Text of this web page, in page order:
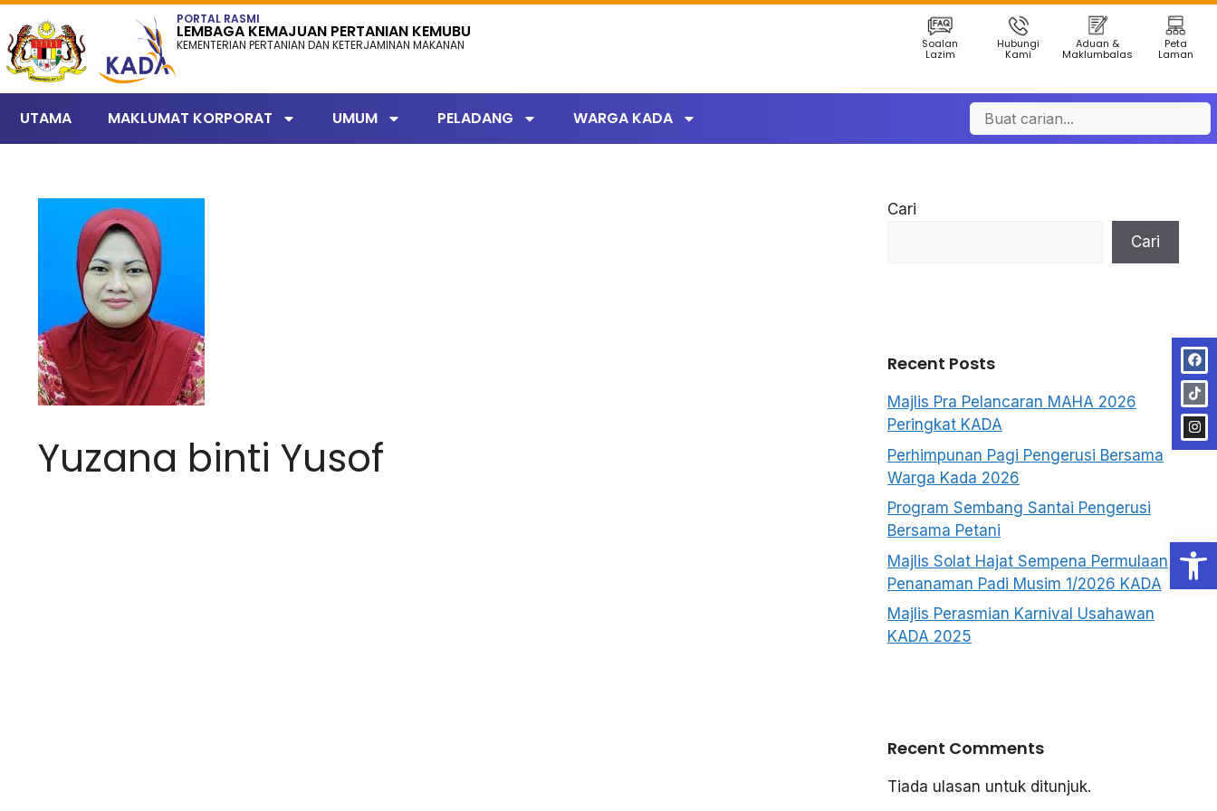
PORTAL RASMI
LEMBAGA KEMAJUAN PERTANIAN KEMUBU
KEMENTERIAN PERTANIAN DAN KETERJAMINAN MAKANAN Soalan
Lazim
Hubungi
Kami
Aduan &
Maklumbalas
Peta
Laman
UTAMA MAKLUMAT KORPORAT UMUM PELADANG WARGA KADA
Yuzana binti Yusof
Cari
Cari
Recent Posts
Majlis Pra Pelancaran MAHA 2026
Peringkat KADA
Perhimpunan Pagi Pengerusi Bersama
Warga Kada 2026
Program Sembang Santai Pengerusi
Bersama Petani
Majlis Solat Hajat Sempena Permulaan
Penanaman Padi Musim 1/2026 KADA
Majlis Perasmian Karnival Usahawan
KADA 2025
Recent Comments
Tiada ulasan untuk ditunjuk.